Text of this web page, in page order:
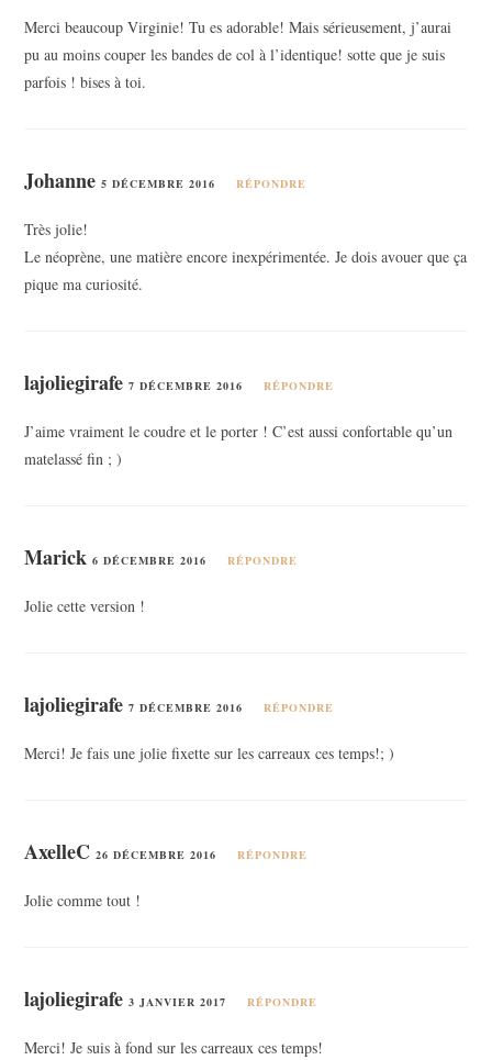
Merci beaucoup Virginie! Tu es adorable! Mais sérieusement, j’aurai
pu au moins couper les bandes de col à l’identique! sotte que je suis
parfois ! bises à toi.
Johanne 5 DÉCEMBRE 2016 RÉPONDRE
Très jolie!
Le néoprène, une matière encore inexpérimentée. Je dois avouer que ça
pique ma curiosité.
lajoliegirafe 7 DÉCEMBRE 2016 RÉPONDRE
J’aime vraiment le coudre et le porter ! C’est aussi confortable qu’un
matelassé fin ; )
Marick 6 DÉCEMBRE 2016 RÉPONDRE
Jolie cette version !
lajoliegirafe 7 DÉCEMBRE 2016 RÉPONDRE
Merci! Je fais une jolie fixette sur les carreaux ces temps!; )
AxelleC 26 DÉCEMBRE 2016 RÉPONDRE
Jolie comme tout !
lajoliegirafe 3 JANVIER 2017 RÉPONDRE
Merci! Je suis à fond sur les carreaux ces temps!